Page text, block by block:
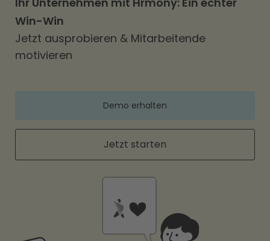
Win-Win
Jetzt ausprobieren & Mitarbeitende
motivieren
Demo erhalten
Jetzt starten